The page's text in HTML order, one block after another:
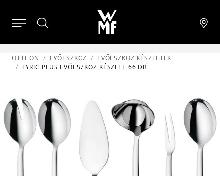
OTTHON EVŐESZKÖZ
EVŐESZKÖZ KÉSZLETEK
LYRIC PLUS EVŐESZKÖZ KÉSZLET 66 DB